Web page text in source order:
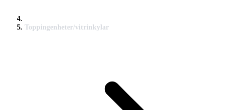
Toppingenheter/vitrinkylar